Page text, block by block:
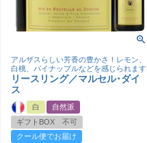
アルザスらしい芳香の豊かさ！レモン、
白桃、パイナップルなどを感じられます
リースリング／マルセル･ダイ
ス
白
自然派
ギフトBOX 不可
クール便でお届け